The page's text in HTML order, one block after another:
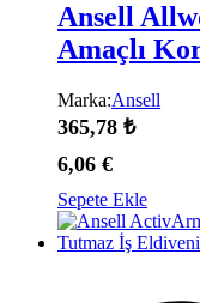
Ansell
Amaçlı
Marka:Ansell
365,78 ₺
6,06 €
Sepete Ekle